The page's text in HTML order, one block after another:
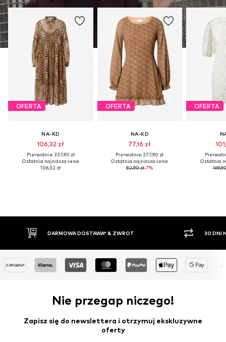
OFERTA
NA-KD
106,32 zł
Pierwotnie: 337,90 zł
Ostatnia najniższa cena:
106,32 zł
OFERTA
NA-KD
77,16 zł
Pierwotnie: 277,90 zł
Ostatnia najniższa cena:
82,90 zł-7%
OFERTA
Ostatnia
DOSTAWA* & ZWROT 30 DNI NA ZWROT TOWARU
Nie przegap niczego!
Zapisz się do newslettera i otrzymuj ekskluzywne
oferty